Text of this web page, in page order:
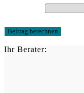
Beitrag berechnen
Ihr Berater: